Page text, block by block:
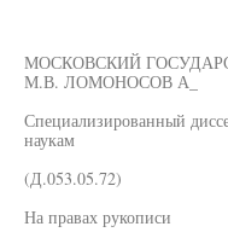
МОСКОВСКИЙ
М.В. ЛОМОНОСОВ А_
Специализированный
наукам
(Д.053.05.72)
На правах рукописи